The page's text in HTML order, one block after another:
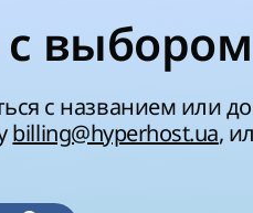
с названием или
billing@hyperhost.ua,